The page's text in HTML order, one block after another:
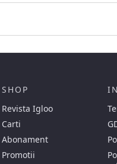
SHOP
Revista Igloo
Carti
Abonament
Promotii